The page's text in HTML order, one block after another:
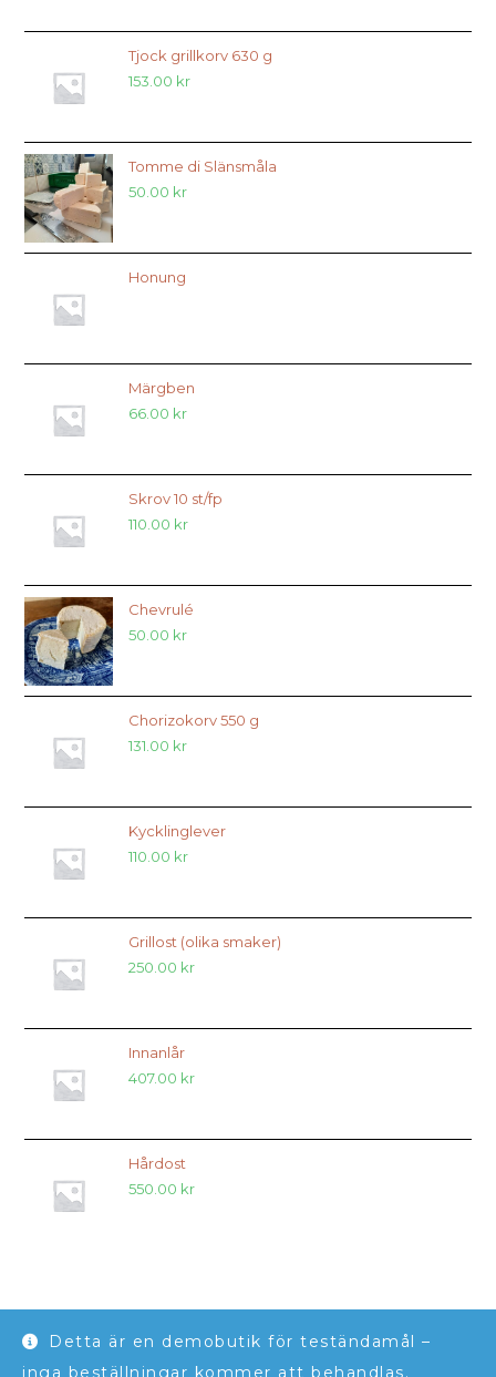
Detta är en demobutik för teständamål –
inga beställningar kommer att behandlas.
Tjock grillkorv 630 g
153.00 kr
Tomme di Slänsmåla
50.00 kr
Honung
Märgben
66.00 kr
Skrov 10 st/fp
110.00 kr
Chevrulé
50.00 kr
Chorizokorv 550 g
131.00 kr
Kycklinglever
110.00 kr
Grillost (olika smaker)
250.00 kr
Innanlår
407.00 kr
Hårdost
550.00 kr
Jordmån Blekinge